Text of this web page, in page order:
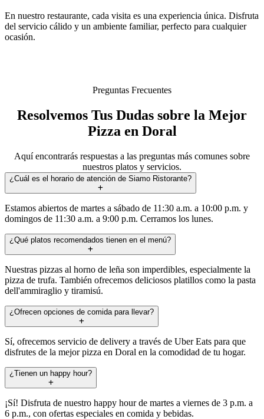
En nuestro restaurante, cada visita es una experiencia única. Disfruta
del servicio cálido y un ambiente familiar, perfecto para cualquier
ocasión.
Preguntas Frecuentes
Resolvemos Tus Dudas sobre la Mejor
Pizza en Doral
Aquí encontrarás respuestas a las preguntas más comunes sobre
nuestros platos y servicios.
¿Cuál es el horario de atención de Siamo Ristorante?
Estamos abiertos de martes a sábado de 11:30 a.m. a 10:00 p.m. y
domingos de 11:30 a.m. a 9:00 p.m. Cerramos los lunes.
¿Qué platos recomendados tienen en el menú?
Nuestras pizzas al horno de leña son imperdibles, especialmente la
pizza de trufa. También ofrecemos deliciosos platillos como la pasta
dell'ammiraglio y tiramisú.
¿Ofrecen opciones de comida para llevar?
Sí, ofrecemos servicio de delivery a través de Uber Eats para que
disfrutes de la mejor pizza en Doral en la comodidad de tu hogar.
¿Tienen un happy hour?
¡Sí! Disfruta de nuestro happy hour de martes a viernes de 3 p.m. a
6 p.m., con ofertas especiales en comida y bebidas.